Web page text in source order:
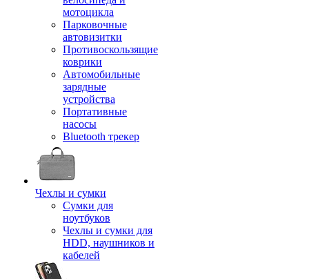
мотоцикла
Парковочные
автовизитки
Противоскользящие
коврики
Автомобильные
зарядные
устройства
Портативные
насосы
Bluetooth трекер
Чехлы и сумки
Сумки для
ноутбуков
Чехлы и сумки для
HDD, наушников и
кабелей